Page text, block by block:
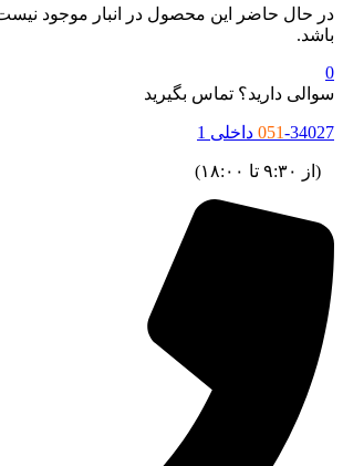
حال حاضر این محصول در انبار موجود
دارید؟ تماس بگیرید
051داخلی 1
۹:۳۰ تا ۱۸:۰۰)